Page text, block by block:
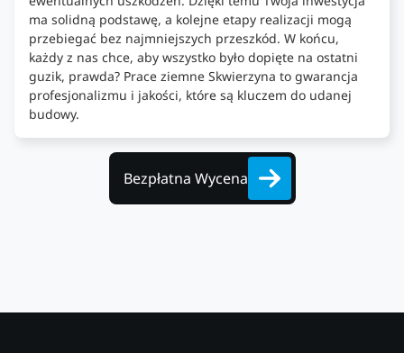
ma solidną podstawę, a kolejne etapy realizacji mogą
przebiegać bez najmniejszych przeszkód. W końcu,
każdy z nas chce, aby wszystko było dopięte na ostatni
guzik, prawda? Prace ziemne Skwierzyna to gwarancja
profesjonalizmu i jakości, które są kluczem do udanej
budowy.
Bezpłatna Wycena